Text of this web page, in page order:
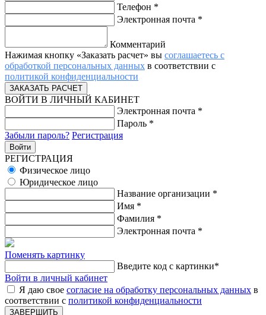
Телефон *
Электронная почта *
Комментарий
Нажимая кнопку «Заказать расчет» вы соглашаетесь с
обработкой персональных данных в соответствии с
политикой конфиденциальности
ВОЙТИ В ЛИЧНЫЙ КАБИНЕТ
Электронная почта *
Пароль *
Забыли пароль? Регистрация
РЕГИСТРАЦИЯ
Физическое лицо
Юридическое лицо
Название организации *
Имя *
Фамилия *
Электронная почта *
Поменять картинку
Введите код с картинки*
Войти в личный кабинет
Я даю свое согласие на обработку персональных данных в
соответствии с политикой конфиденциальности